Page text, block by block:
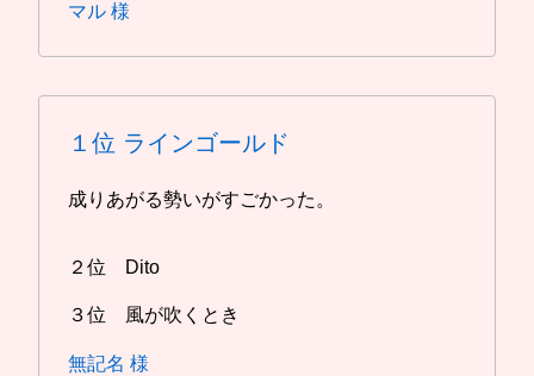
マル 様
１位 ラインゴールド
成りあがる勢いがすごかった。
２位 Dito
３位 風が吹くとき
無記名 様